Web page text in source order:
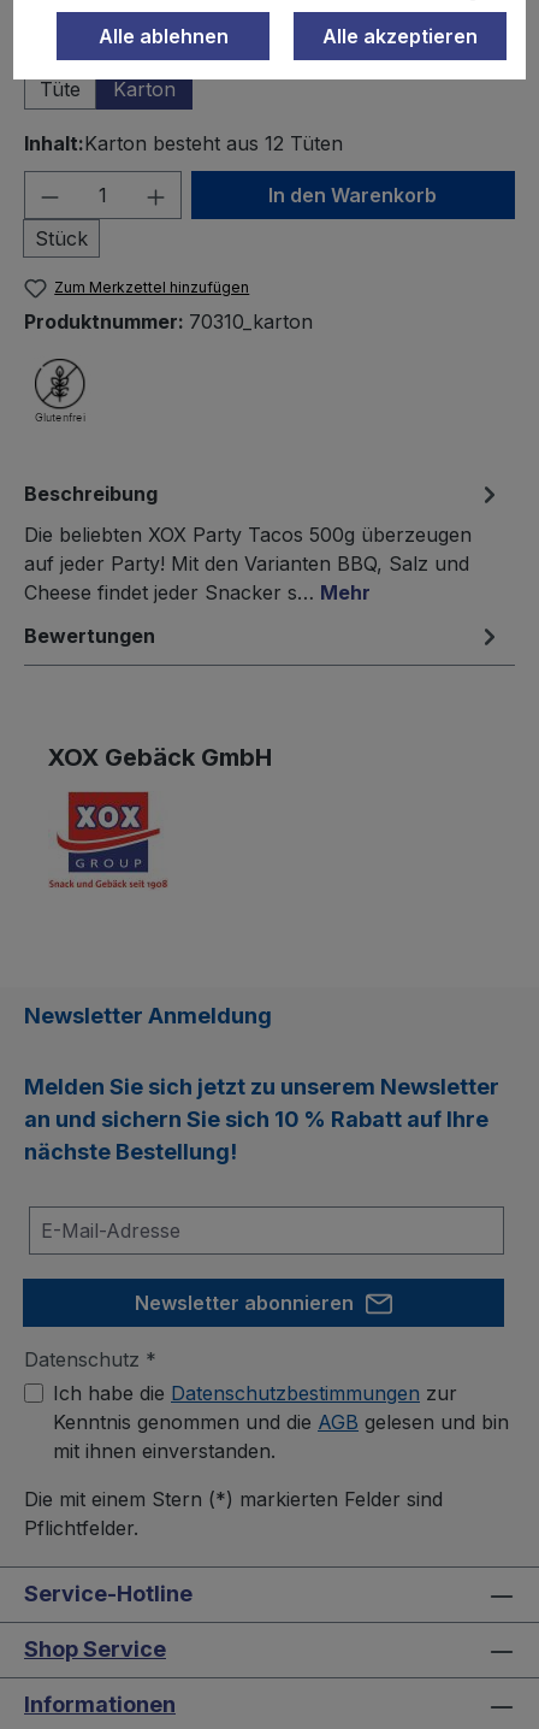
auswählen
Tüte
Karton
Inhalt:Karton besteht aus 12 Tüten
Produkt Anzahl: Gib den
Stück
In den Warenkorb
Zum Merkzettel hinzufügen
Produktnummer: 70310_karton
Beschreibung
Die beliebten XOX Party Tacos 500g überzeugen
auf jeder Party! Mit den Varianten BBQ, Salz und
Cheese findet jeder Snacker s… Mehr
Bewertungen
XOX Gebäck GmbH
Newsletter Anmeldung
Melden Sie sich jetzt zu unserem Newsletter
an und sichern Sie sich 10 % Rabatt auf Ihre
nächste Bestellung!
Newsletter abonnieren
Datenschutz *
Ich habe die Datenschutzbestimmungen zur
Kenntnis genommen und die AGB gelesen und bin
mit ihnen einverstanden.
Die mit einem Stern (*) markierten Felder sind
Pflichtfelder.
Service-Hotline
Shop Service
Informationen
Alle ablehnen Alle akzeptieren